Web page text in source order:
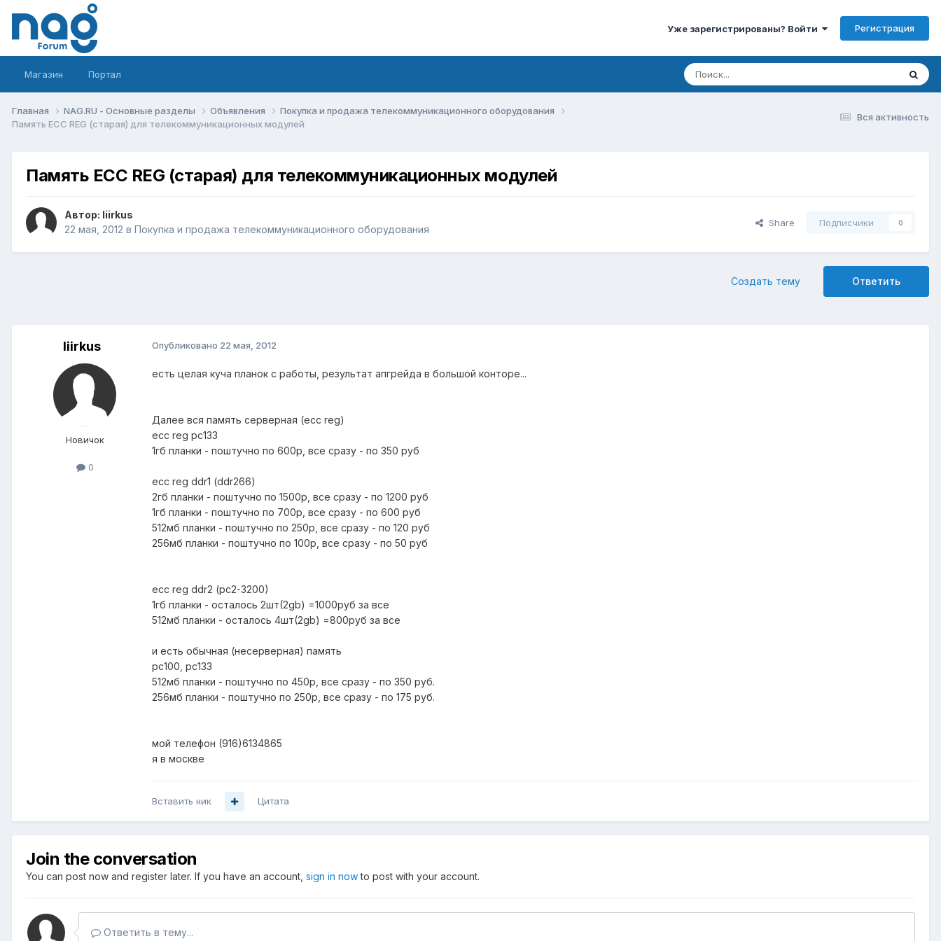
Уже зарегистрированы? Войти Регистрация
Магазин Портал
Вся активность
Главная NAG.RU - Основные разделы Объявления
Покупка и продажа телекоммуникационного оборудования
Память ECC REG (старая) для телекоммуникационных модулей
Память ECC REG (старая) для телекоммуникационных модулей
Автор: liirkus
22 мая, 2012 в Покупка и продажа телекоммуникационного оборудования
Share Подписчики 0
Ответить
Создать тему
liirkus
Новичок
0
Опубликовано 22 мая, 2012
есть целая куча планок с работы, результат апгрейда в большой конторе...
Далее вся память серверная (ecc reg)
ecc reg pc133
1гб планки - поштучно по 600р, все сразу - по 350 руб
ecc reg ddr1 (ddr266)
2гб планки - поштучно по 1500р, все сразу - по 1200 руб
1гб планки - поштучно по 700р, все сразу - по 600 руб
512мб планки - поштучно по 250р, все сразу - по 120 руб
256мб планки - поштучно по 100р, все сразу - по 50 руб
ecc reg ddr2 (pc2-3200)
1гб планки - осталось 2шт(2gb) =1000руб за все
512мб планки - осталось 4шт(2gb) =800руб за все
и есть обычная (несерверная) память
pc100, pc133
512мб планки - поштучно по 450р, все сразу - по 350 руб.
256мб планки - поштучно по 250р, все сразу - по 175 руб.
мой телефон (916)6134865
я в москве
Вставить ник Цитата
Join the conversation
You can post now and register later. If you have an account, sign in nowto post with your account.
Ответить в тему...